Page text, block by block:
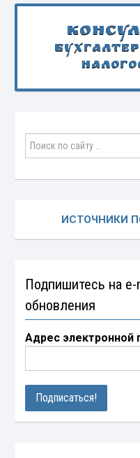
ИСТОЧНИКИ
Подпишитесь на
обновления
Адрес электронной